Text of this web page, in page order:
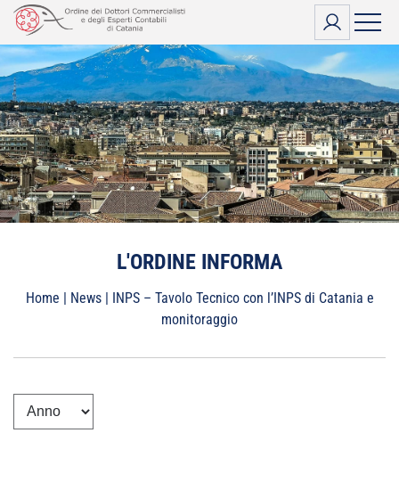
Vai
contenuto
L'ORDINE INFORMA
Home | News| INPS – Tavolo Tecnico con l’INPS di Catania e
monitoraggio